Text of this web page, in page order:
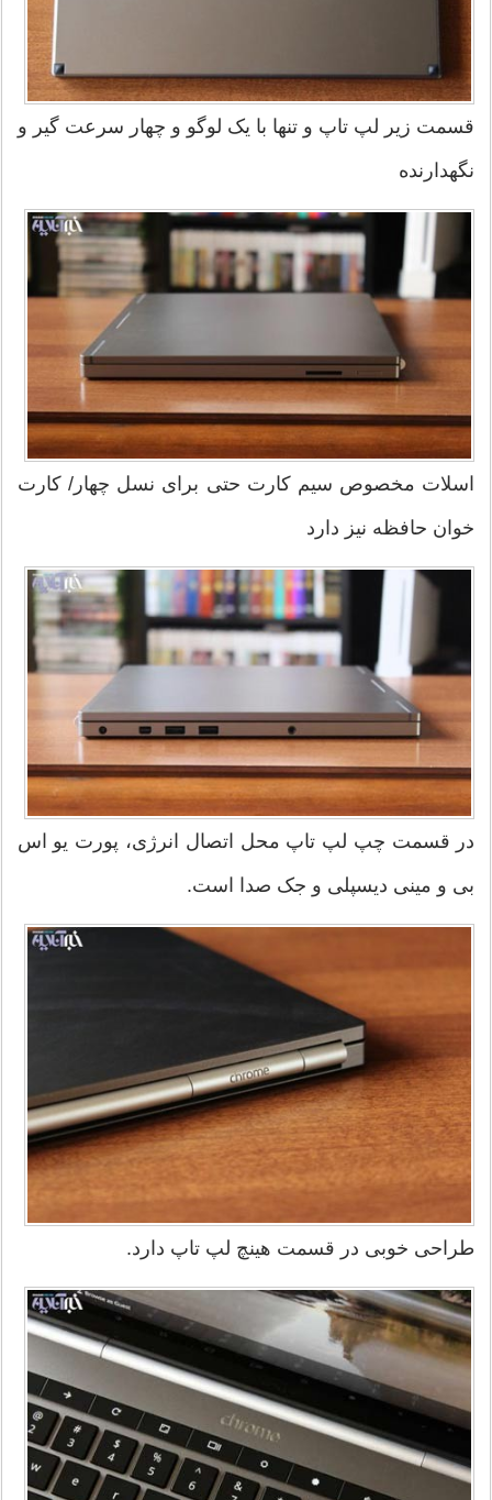
قسمت زیر لپ تاپ و تنها با یک لوگو و چهار سرعت گیر و
نگهدارنده
اسلات مخصوص سیم کارت حتی برای نسل چهار/ کارت
خوان حافظه نیز دارد
در قسمت چپ لپ تاپ محل اتصال انرژی، پورت یو اس
بی و مینی دیسپلی و جک صدا است.
طراحی خوبی در قسمت هینچ لپ تاپ دارد.